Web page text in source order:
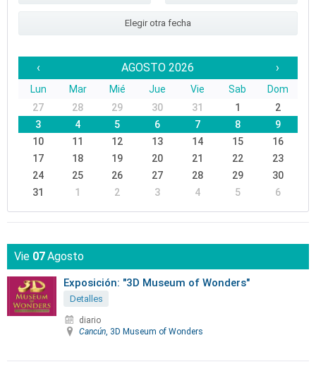
Elegir otra fecha
‹ AGOSTO 2026 ›
Lun Mar Mié Jue Vie Sab
Dom
27
28 29 30 31 1
2
3
4 5 6 7 8
9
10
11 12 13 14 15
16
17
18 19 20 21 22
23
24
25 26 27 28 29
30
31
1 2 3 4 5 6
Vie 07Agosto
Exposición: "3D Museum of Wonders"
Detalles
diario
Cancún , 3D Museum of Wonders